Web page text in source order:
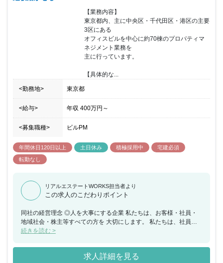
【業務内容】
東京都内、主に中央区・千代田区・港区の主要
3区にある
オフィスビルを中心に約70棟のプロパティマ
ネジメント業務を
主に行っています。
【具体的な...
<勤務地> 東京都
<給与> 年収 400万円 ～
<募集職種> ビルPM
年間休日120日以上 土日休み 積極採用中
宅建必須
転勤なし
リアルエステートWORKS担当者より
この求人のこだわりポイント
同社の経営理念 ◎人を大事にする企業 私たちは、お客様・社員・
地域社会・株主等すべての方を 大切にします。 私たちは、社員同
士の絆を深め、生き甲斐のある活気に満ちた 職場環境づくりに努め
ンスを遵守し、 信用を第一に考えます。 私たちは、信頼と感謝さ
れる最良の 「不動産サービス」を提供します。 ◎社会に貢献する
続きを読む >
求人詳細を見る